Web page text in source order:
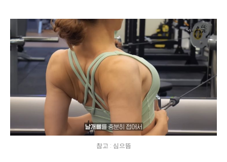
참고 : 심으뜸